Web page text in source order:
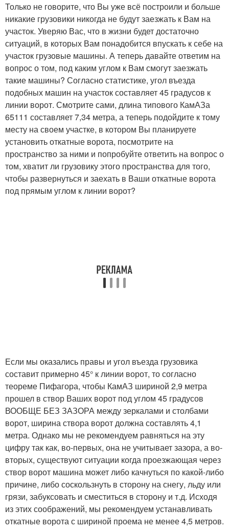
Только не говорите, что Вы уже всё построили и больше
никакие грузовики никогда не будут заезжать к Вам на
участок. Уверяю Вас, что в жизни будет достаточно
ситуаций, в которых Вам понадобится впускать к себе на
участок грузовые машины. А теперь давайте ответим на
вопрос о том, под каким углом к Вам смогут заезжать
такие машины? Согласно статистике, угол въезда
подобных машин на участок составляет 45 градусов к
линии ворот. Смотрите сами, длина типового КамАЗа
65111 составляет 7,34 метра, а теперь подойдите к тому
месту на своем участке, в котором Вы планируете
установить откатные ворота, посмотрите на
пространство за ними и попробуйте ответить на вопрос о
том, хватит ли грузовику этого пространства для того,
чтобы развернуться и заехать в Ваши откатные ворота
под прямым углом к линии ворот?
Если мы оказались правы и угол въезда грузовика
составит примерно 45° к линии ворот, то согласно
теореме Пифагора, чтобы КамАЗ шириной 2,9 метра
прошел в створ Ваших ворот под углом 45 градусов
ВООБЩЕ БЕЗ ЗАЗОРА между зеркалами и столбами
ворот, ширина створа ворот должна составлять 4,1
метра. Однако мы не рекомендуем равняться на эту
цифру так как, во-первых, она не учитывает зазора, а во-
вторых, существуют ситуации когда проезжающая через
створ ворот машина может либо качнуться по какой-либо
причине, либо соскользнуть в сторону на снегу, льду или
грязи, забуксовать и сместиться в сторону и т.д. Исходя
из этих соображений, мы рекомендуем устанавливать
откатные ворота с шириной проема не менее 4,5 метров.